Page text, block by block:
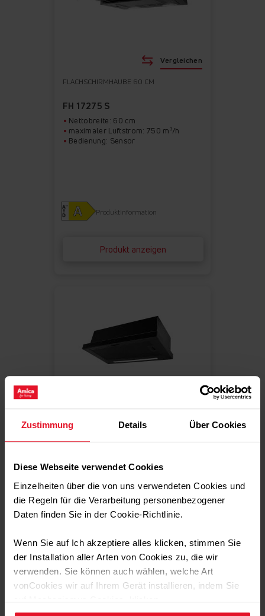
Zustimmung Details Über Cookies
Diese Webseite verwendet Cookies
Einzelheiten über die von uns verwendeten Cookies und
die Regeln für die Verarbeitung personenbezogener
Daten finden Sie in der Cookie-Richtlinie.
Wenn Sie auf Ich akzeptiere alles klicken, stimmen Sie
der Installation aller Arten von Cookies zu, die wir
verwenden. Sie können auch wählen, welche Art
vonCookies wir auf Ihrem Gerät installieren, indem Sie
auf Mechanismus Cookies. klicken.
FLACHSCHIRMHAUBE 60 CM
FH 17275 S
Produkt anzeigen
Nettobreite: 60 cm
maximaler Luftstrom: 750 m³/h
Bedienung: Sensor
Produktinformation
Vergleichen
FLACHSCHIRMHAUBE 60 CM
FH 664 330 S
Nettobreite: 60 cm
maximaler Luftstrom: 750 m³/h
Bedienung: Sensor
Produktinformation
Vergleichen